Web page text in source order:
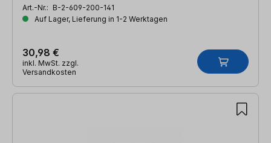
Art.-Nr.: B-2-609-200-141
Auf Lager, Lieferung in 1-2 Werktagen
30,98 €
inkl. MwSt. zzgl.
Versandkosten